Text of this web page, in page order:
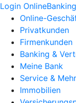
Login OnlineBanking
Online-
Privatkunden
Firmenkunden
Banking &
Meine Bank
Service &
Immobilien